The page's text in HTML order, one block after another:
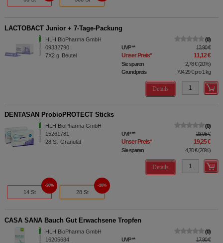
LACTOBACT Junior + 7-Tage-Packung
HLH BioPharma GmbH
09332790
7X2 g Beutel
0
UVP** 13,90 €
Unser Preis* 11,12 €
Sie sparen 2,78 €(20%)
Grundpreis
794,29 €pro 1 kg
Details
DENTASAN ProbioPROTECT Sticks
HLH BioPharma GmbH
15261781
28 St Granulat
0
UVP** 23,95 €
Unser Preis* 19,25 €
Sie sparen 4,70 €(20%)
Details
14 St
26%
28 St
20%
CASA SANA Bauch Gut Erwachsene Tropfen
HLH BioPharma GmbH
16205684
0
UVP** 17,90 €